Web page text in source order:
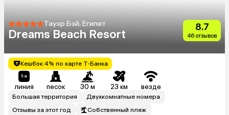
Тауэр Бэй, Египет
Dreams Beach Resort
8.7
46 отзывов
Кешбэк 4% по карте Т-Банка
линия песок 30 м 23 км везде
Большая территория
Двухкомнатные номера
Отзывы за этот год
Собственный пляж